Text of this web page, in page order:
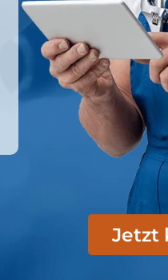
Jetzt